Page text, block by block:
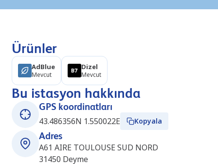
Ürünler
AdBlue
Mevcut
Dizel
Mevcut
Bu istasyon hakkında
GPS koordinatları
43.486356N 1.550022E
Kopyala
Adres
A61 AIRE TOULOUSE SUD NORD
31450 Deyme